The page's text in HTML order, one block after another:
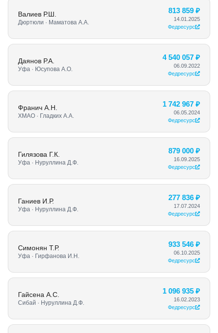
Валиев Р.Ш.
Дюртюли · Маматова А.А.
813 859 ₽
14.01.2025
Федресурс
Даянов Р.А.
Уфа · Юсупова А.О.
4 540 057 ₽
06.09.2022
Федресурс
Франич А.Н.
ХМАО · Гладких А.А.
1 742 967 ₽
06.05.2024
Федресурс
Гилязова Г.К.
Уфа · Нуруллина Д.Ф.
879 000 ₽
16.09.2025
Федресурс
Ганиев И.Р.
Уфа · Нуруллина Д.Ф.
277 836 ₽
17.07.2024
Федресурс
Симонян Т.Р.
Уфа · Гирфанова И.Н.
933 546 ₽
06.10.2025
Федресурс
Гайсена А.С.
Сибай · Нуруллина Д.Ф.
1 096 935 ₽
16.02.2023
Федресурс